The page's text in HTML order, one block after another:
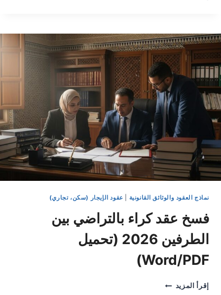
2026
(تحميل
WORD/PDF)
نماذج العقود والوثائق القانونية عقود الإيجار (سكن، تجاري)
فسخ عقد كراء بالتراضي بين
الطرفين 2026 (تحميل
Word/PDF)
إقرأ المزيد فسخ